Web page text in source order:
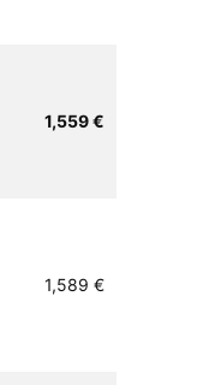
1,559 €
1,589 €